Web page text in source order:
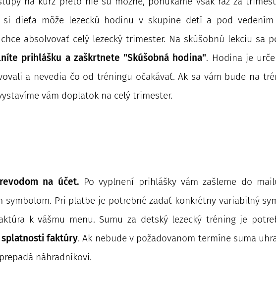
si dieťa môže lezeckú hodinu v skupine detí a pod vedením
absolvovať celý lezecký trimester. Na skúšobnú lekciu sa
prihlášku a zaškrtnete "Skúšobná hodina". Hodina je
a nevedia čo od tréningu očakávať. Ak sa vám bude na
vám doplatok na celý trimester.
na účet. Po vyplnení prihlášky vám zašleme do
symbolom. Pri platbe je potrebné zadať konkrétny variabilný
k vášmu menu. Sumu za detský lezecký tréning je
faktúry. Ak nebude v požadovanom termíne suma
náhradníkovi.